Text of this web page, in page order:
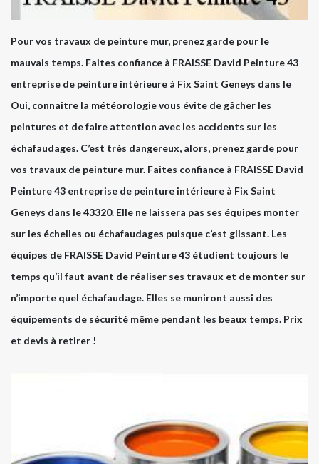
Pour vos travaux de peinture mur, prenez garde pour le
mauvais temps. Faites confiance à FRAISSE David Peinture 43
entreprise de peinture intérieure à Fix Saint Geneys dans le
Oui, connaitre la météorologie vous évite de gâcher les
peintures et de faire attention avec les accidents sur les
échafaudages. C’est très dangereux, alors, prenez garde pour
vos travaux de peinture mur. Faites confiance à FRAISSE David
Peinture 43 entreprise de peinture intérieure à Fix Saint
Geneys dans le 43320. Elle ne laissera pas ses équipes monter
sur les échelles ou échafaudages puisque c’est glissant. Les
équipes de FRAISSE David Peinture 43 étudient toujours le
temps qu’il faut avant de réaliser ses travaux et de monter sur
n’importe quel échafaudage. Elles se muniront aussi des
équipements de sécurité même pendant les beaux temps. Prix
et devis à retirer !